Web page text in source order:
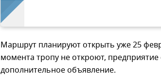
Маршрут планируют открыть уже 25
момента тропу не откроют,
дополнительное объявление.